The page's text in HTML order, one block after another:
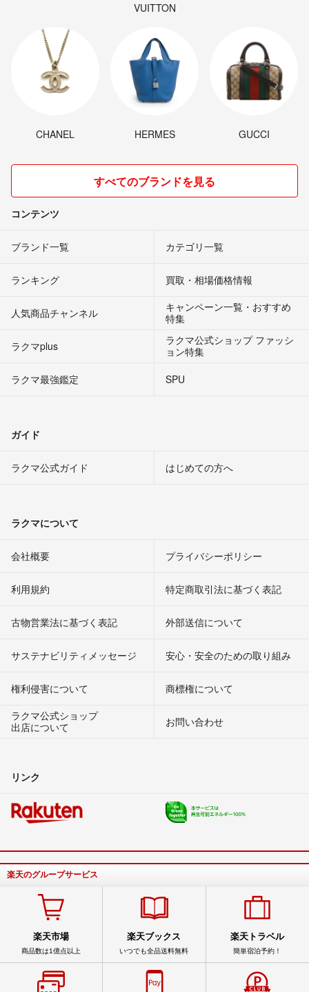
VUITTON
CHANEL HERMES GUCCI
すべてのブランドを見る
コンテンツ
ブランド一覧 カテゴリ一覧
ランキング 買取・相場価格情報
人気商品チャンネル
キャンペーン一覧・おすすめ
特集
ラクマplus
ラクマ公式ショップ ファッシ
ョン特集
ラクマ最強鑑定
SPU
ガイド
ラクマ公式ガイド はじめての方へ
ラクマについて
会社概要 プライバシーポリシー
利用規約 特定商取引法に基づく表記
古物営業法に基づく表記 外部送信について
サステナビリティメッセージ 安心・安全のための取り組み
権利侵害について
商標権について
ラクマ公式ショップ
出店について
お問い合わせ
リンク
楽天のグループサービス
楽天市場
商品数は1億点以上
楽天ブックス
いつでも全品送料無料
楽天トラベル
簡単宿泊予約！